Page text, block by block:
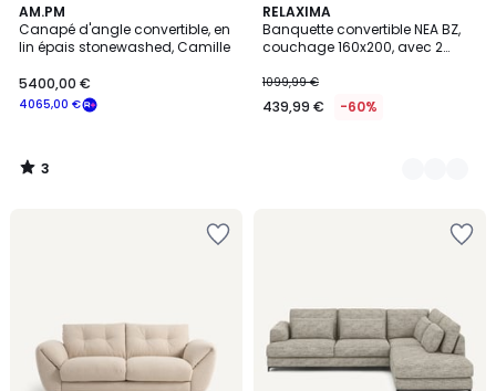
AM.PM
Canapé d'angle convertible, en
lin épais stonewashed, Camille
4065,00 €
5400,00 €
3
/
5
3
/
RELAXIMA
Banquette convertible NEA BZ,
couchage 160x200, avec 2
anthracite
1099,99 €
439,99 € -60%
3
Couleurs